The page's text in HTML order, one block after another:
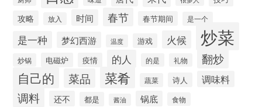
攻略 放入 时间 春节 春节期间 是一个
是一种 梦幻西游 温度 游戏 火候 炒菜
炒锅 电磁炉 疫情 的人 的是 礼物 翻炒
自己的 菜品 菜肴 蔬菜 诗人 调味料
调料 还不 都是 酱油 锅底 食物